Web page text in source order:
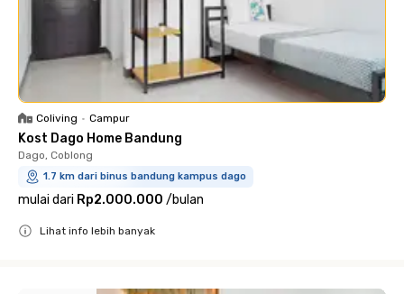
Coliving • Campur
Kost Dago Home Bandung
Dago, Coblong
1.7 km dari binus bandung kampus dago
mulai dari Rp2.000.000 /bulan
Lihat info lebih banyak